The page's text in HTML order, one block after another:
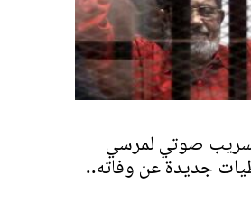
تسريب صوتي لمرسي
جديدة عن وفاته..